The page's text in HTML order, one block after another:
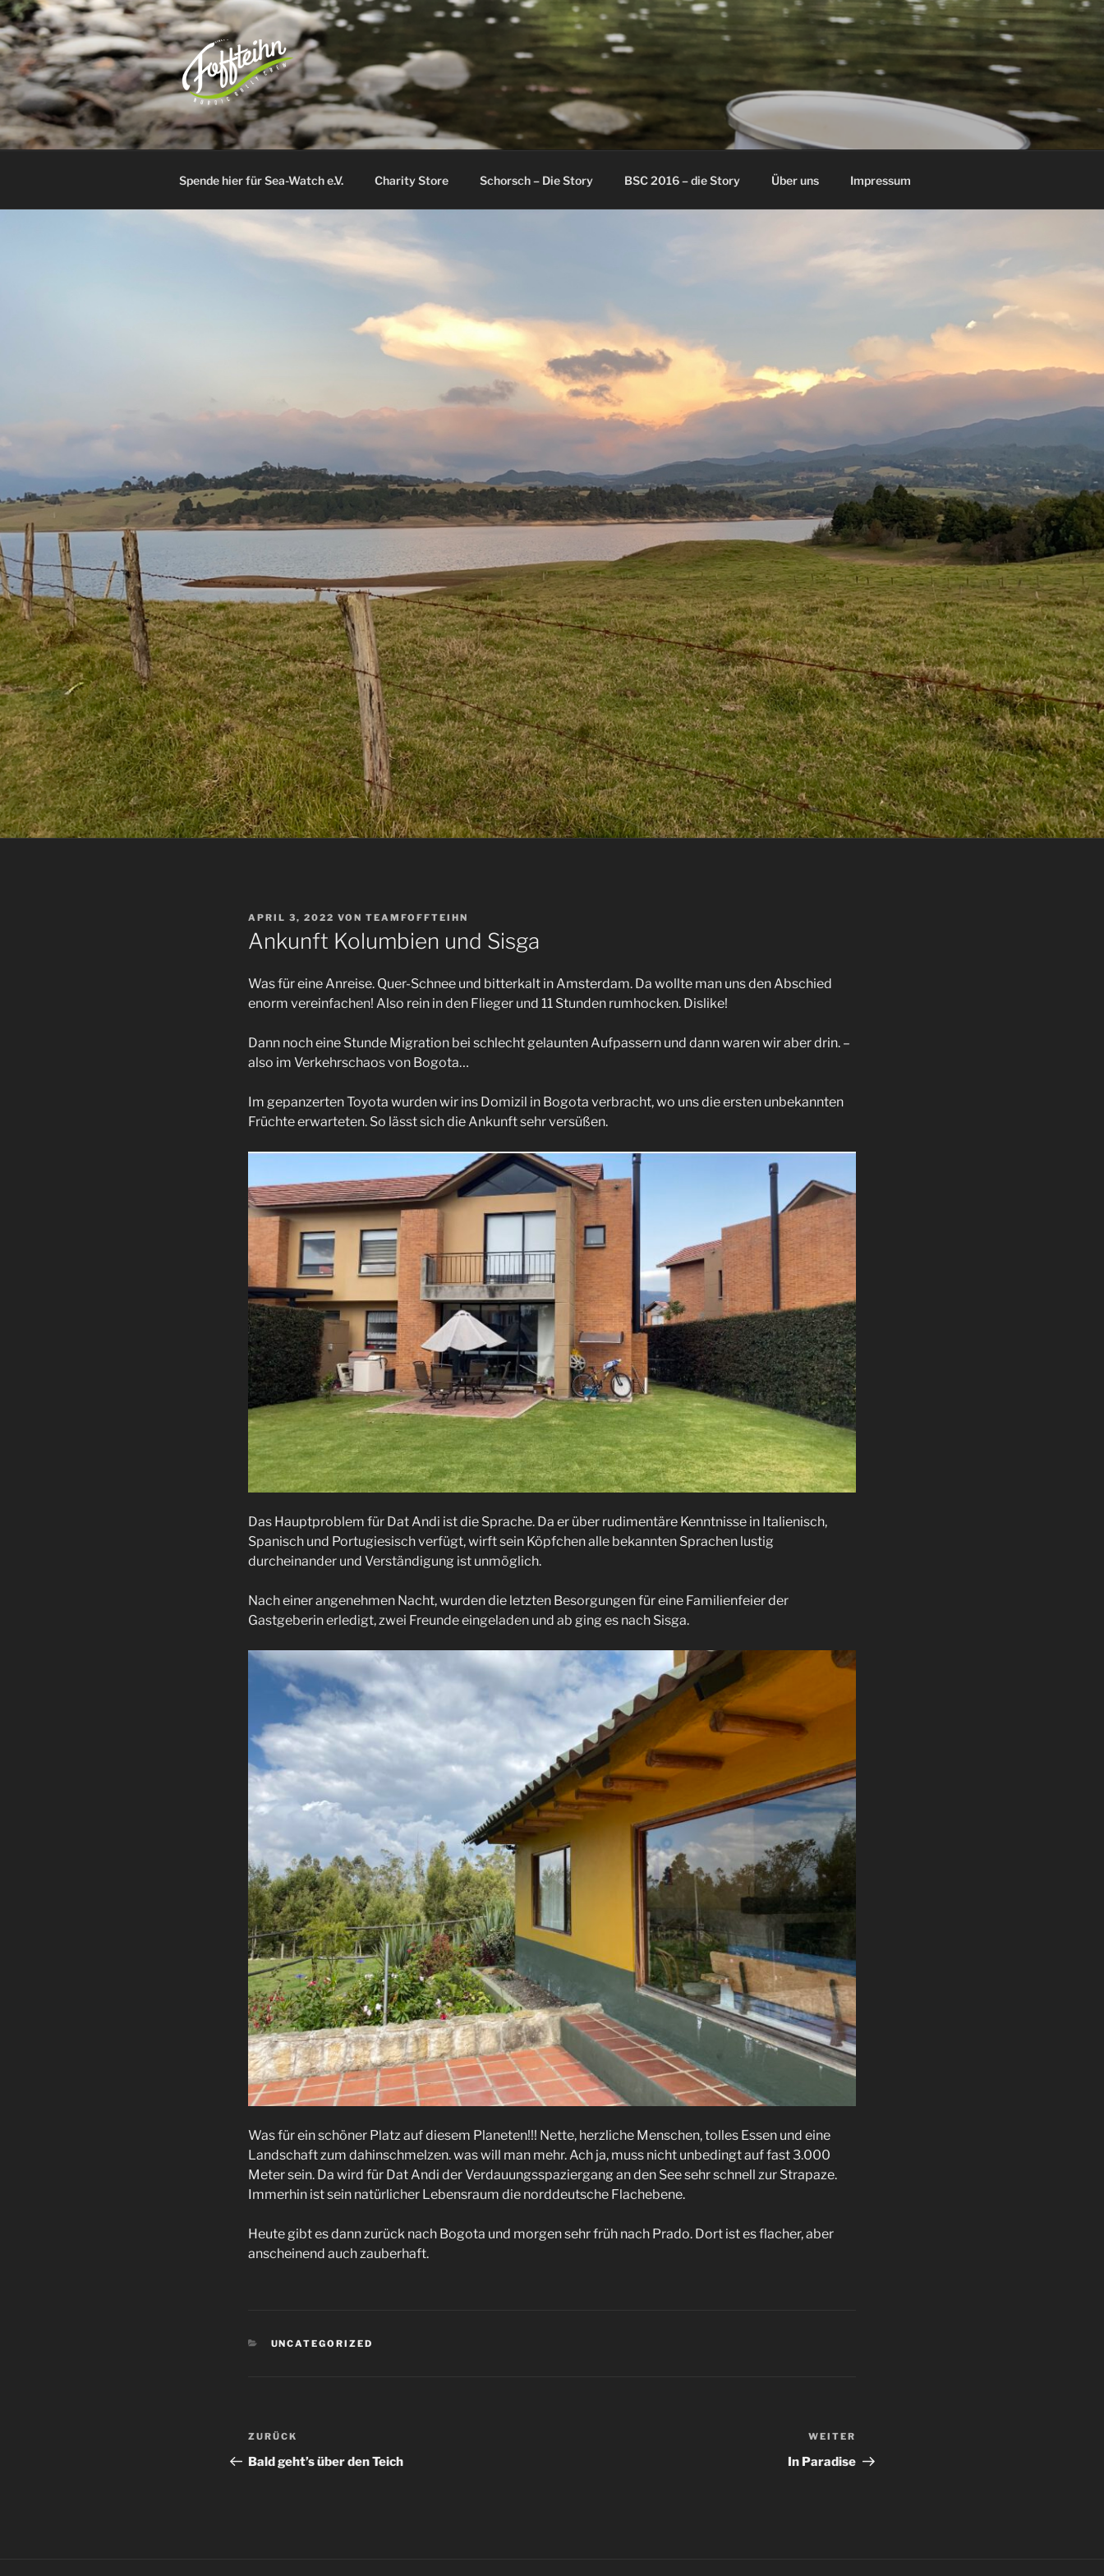
Zum
Inhalt
springen
TEAM FOFFTEIHN
– nordic rally crew –
Spende hier für Sea-Watch e.V. Charity Store Schorsch – Die Story BSC 2016 – die Story Über uns Impressum
VERÖFFENTLICHT
AM
APRIL 3, 2022 VON TEAMFOFFTEIHN
Ankunft Kolumbien und Sisga
Was für eine Anreise. Quer-Schnee und bitterkalt in Amsterdam. Da wollte man uns den Abschied
enorm vereinfachen! Also rein in den Flieger und 11 Stunden rumhocken. Dislike!
Dann noch eine Stunde Migration bei schlecht gelaunten Aufpassern und dann waren wir aber drin. –
also im Verkehrschaos von Bogota…
Im gepanzerten Toyota wurden wir ins Domizil in Bogota verbracht, wo uns die ersten unbekannten
Früchte erwarteten. So lässt sich die Ankunft sehr versüßen.
Das Hauptproblem für Dat Andi ist die Sprache. Da er über rudimentäre Kenntnisse in Italienisch,
Spanisch und Portugiesisch verfügt, wirft sein Köpfchen alle bekannten Sprachen lustig
durcheinander und Verständigung ist unmöglich.
Nach einer angenehmen Nacht, wurden die letzten Besorgungen für eine Familienfeier der
Gastgeberin erledigt, zwei Freunde eingeladen und ab ging es nach Sisga.
Was für ein schöner Platz auf diesem Planeten!!! Nette, herzliche Menschen, tolles Essen und eine
Landschaft zum dahinschmelzen. was will man mehr. Ach ja, muss nicht unbedingt auf fast 3.000
Meter sein. Da wird für Dat Andi der Verdauungsspaziergang an den See sehr schnell zur Strapaze.
Immerhin ist sein natürlicher Lebensraum die norddeutsche Flachebene.
Heute gibt es dann zurück nach Bogota und morgen sehr früh nach Prado. Dort ist es flacher, aber
anscheinend auch zauberhaft.
KATEGORIEN
UNCATEGORIZED
Beitragsnavigation
Vorheriger
Beitrag
ZURÜCK
Bald geht’s über den Teich
Beitrag
WEITER
In Paradise